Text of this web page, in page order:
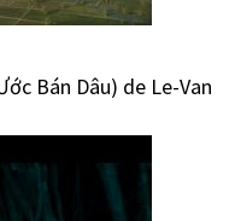
Bán Dâu) de Le-Van